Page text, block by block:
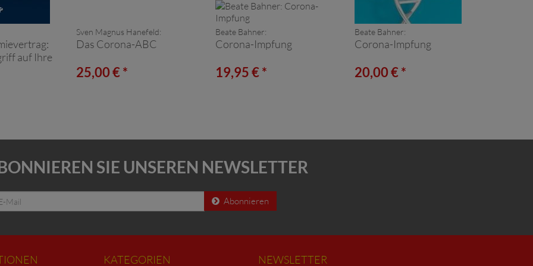
auf Ihre
Sven Magnus Hanefeld:
Das Corona-ABC
25,00 € *
Beate Bahner:
Corona-Impfung
19,95 € *
Beate Bahner:
Corona-Impfung
20,00 € *
SIE UNSEREN NEWSLETTER
Abonnieren
KATEGORIEN NEWSLETTER